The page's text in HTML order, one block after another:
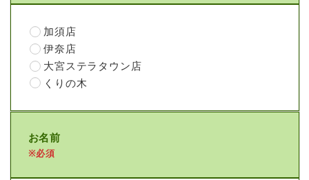
加須店
伊奈店
大宮ステラタウン店
くりの木
お名前
※必須